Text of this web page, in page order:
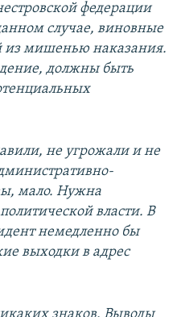
федерации
случае, виновные
из мишенью наказания.
должны быть
не угрожали и не
мало. Нужна
власти. В
немедленно бы
выходки в адрес